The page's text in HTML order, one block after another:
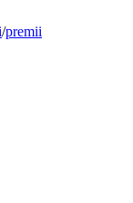
/premii